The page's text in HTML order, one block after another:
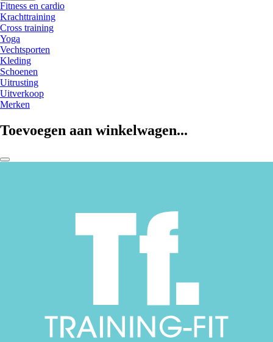
Fitness en cardio
Krachttraining
Cross training
Yoga
Vechtsporten
Kleding
Schoenen
Uitrusting
Uitverkoop
Merken
Toevoegen aan winkelwagen...